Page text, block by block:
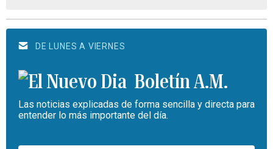
DE LUNES A VIERNES
Boletín A.M.
Las noticias explicadas de forma sencilla y directa para
entender lo más importante del día.